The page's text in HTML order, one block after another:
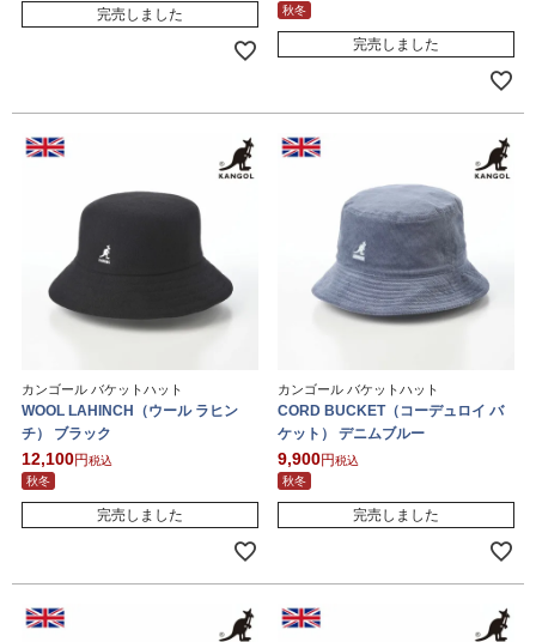
完売しました
秋冬
完売しました
カンゴール バケットハット
WOOL LAHINCH（ウール ラヒン
チ） ブラック
12,100
税込
秋冬
完売しました
カンゴール バケットハット
CORD BUCKET（コーデュロイ バ
ケット） デニムブルー
9,900
税込
秋冬
完売しました